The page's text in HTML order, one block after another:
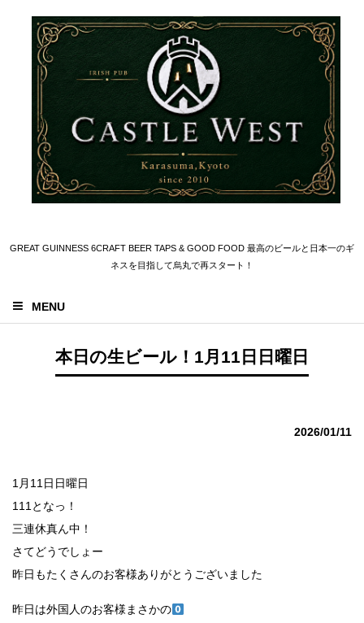
GREAT GUINNESS 6CRAFT BEER TAPS & GOOD FOOD 最高のビールと日本一のギ
ネスを目指して烏丸で再スタート！
MENU
本日の生ビール！1月11日日曜日
2026/01/11
1月11日日曜日
111となっ！
三連休真ん中！
さてどうでしょー
昨日もたくさんのお客様ありがとうございました
昨日は外国人のお客様まさかの